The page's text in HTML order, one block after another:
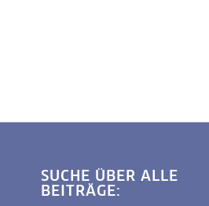
SUCHE ÜBER ALLE
BEITRÄGE: